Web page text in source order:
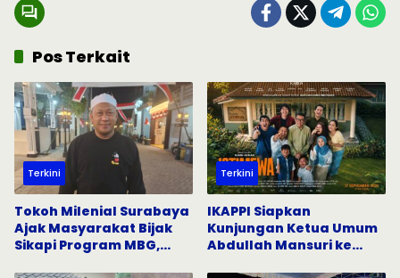
Pos Terkait
Terkini
Tokoh Milenial Surabaya
Ajak Masyarakat Bijak
Sikapi Program MBG,
Terkini
IKAPPI Siapkan
Kunjungan Ketua Umum
Abdullah Mansuri ke